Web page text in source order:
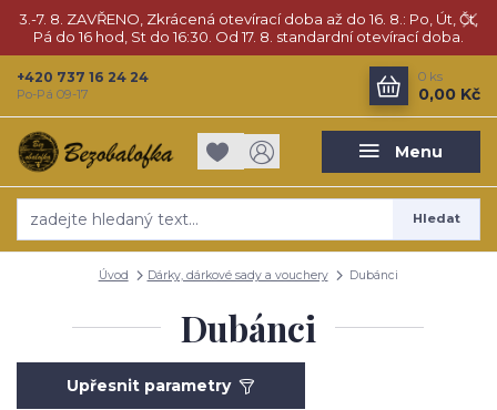
3.-7. 8. ZAVŘENO, Zkrácená otevírací doba až do 16. 8.: Po, Út, Čt,
Pá do 16 hod, St do 16:30. Od 17. 8. standardní otevírací doba.
Menu
Hledat
+420 737 16 24 24
Po-Pá 09-17
0 ks
0,00 Kč
Úvod Dárky, dárkové sady a vouchery Dubánci
Dubánci
Upřesnit parametry